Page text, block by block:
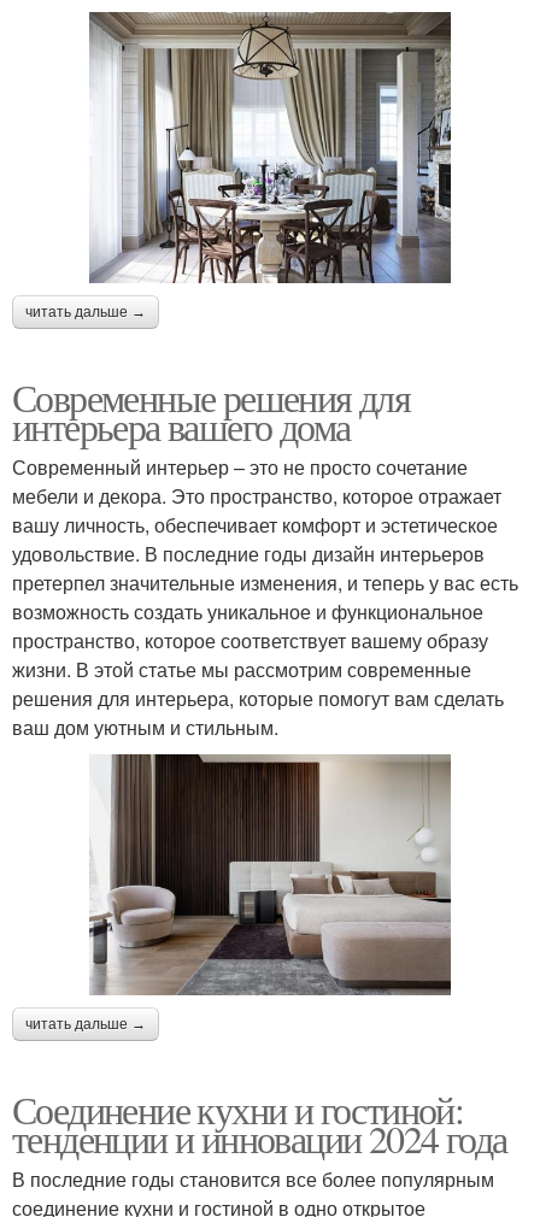
читать дальше →
Современные решения для
интерьера вашего дома
Современный интерьер – это не просто сочетание
мебели и декора. Это пространство, которое отражает
вашу личность, обеспечивает комфорт и эстетическое
удовольствие. В последние годы дизайн интерьеров
претерпел значительные изменения, и теперь у вас есть
возможность создать уникальное и функциональное
пространство, которое соответствует вашему образу
жизни. В этой статье мы рассмотрим современные
решения для интерьера, которые помогут вам сделать
ваш дом уютным и стильным.
читать дальше →
Соединение кухни и гостиной:
тенденции и инновации 2024 года
В последние годы становится все более популярным
соединение кухни и гостиной в одно открытое